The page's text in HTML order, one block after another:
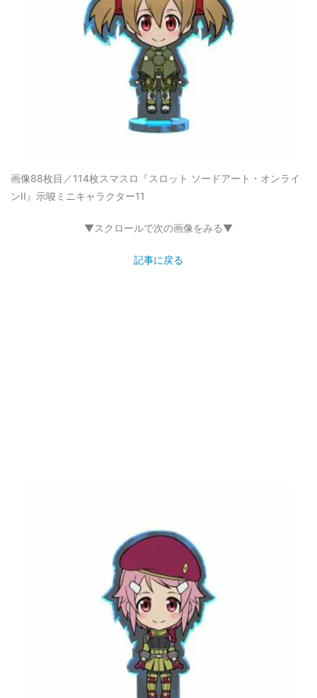
画像88枚目／114枚スマスロ『スロット ソードアート・オンライ
ンII』示唆ミニキャラクター11
▼スクロールで次の画像をみる▼
記事に戻る